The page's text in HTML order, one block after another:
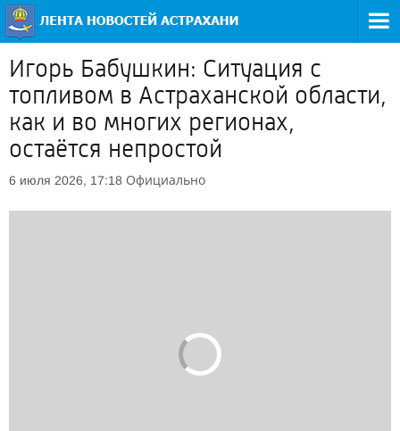
Игорь Бабушкин: Ситуация с
топливом в Астраханской области,
как и во многих регионах,
остаётся непростой
6 июля 2026, 17:18 Официально